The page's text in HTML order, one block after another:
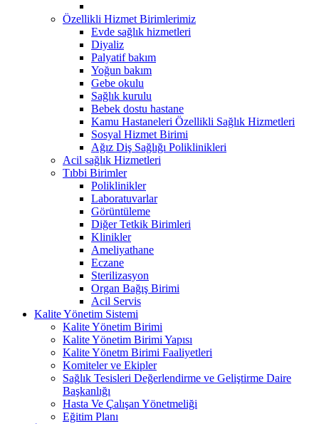
Özellikli Hizmet Birimlerimiz
Evde sağlık hizmetleri
Diyaliz
Palyatif bakım
Yoğun bakım
Gebe okulu
Sağlık kurulu
Bebek dostu hastane
Kamu Hastaneleri Özellikli Sağlık Hizmetleri
Sosyal Hizmet Birimi
Ağız Diş Sağlığı Poliklinikleri
Acil sağlık Hizmetleri
Tıbbi Birimler
Poliklinikler
Laboratuvarlar
Görüntüleme
Diğer Tetkik Birimleri
Klinikler
Ameliyathane
Eczane
Sterilizasyon
Organ Bağış Birimi
Acil Servis
Kalite Yönetim Sistemi
Kalite Yönetim Birimi
Kalite Yönetim Birimi Yapısı
Kalite Yönetm Birimi Faaliyetleri
Komiteler ve Ekipler
Sağlık Tesisleri Değerlendirme ve Geliştirme Daire
Başkanlığı
Hasta Ve Çalışan Yönetmeliği
Eğitim Planı